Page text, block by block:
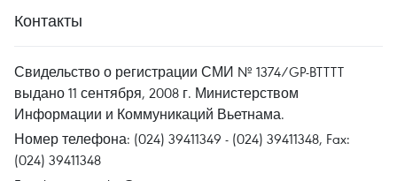
Контакты
Свидельство о регистрации СМИ № 1374/GP-BTTTT
выдано 11 сентября, 2008 г. Министерством
Информации и Коммуникаций Вьетнама.
Номер телефона: (024) 39411349 - (024) 39411348, Fax:
(024) 39411348